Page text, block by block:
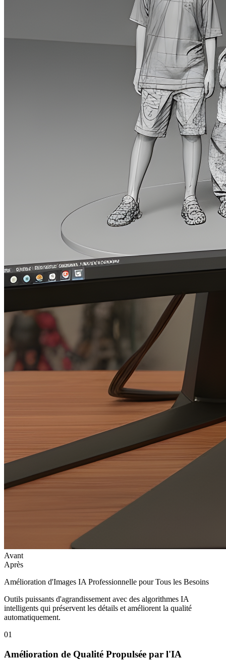
Avant
Après
Amélioration d'Images IA Professionnelle pour Tous les Besoins
Outils puissants d'agrandissement avec des algorithmes IA
intelligents qui préservent les détails et améliorent la qualité
automatiquement.
01
Amélioration de Qualité Propulsée par l'IA